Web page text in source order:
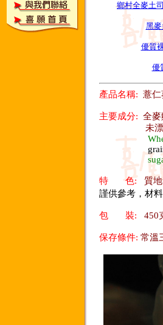
鄉村全麥土司
黑麥
優質
優
產品名稱: 薏
主要成分: 全麥
未漂白
grain
特 色: 質
謹供參考，材
包 裝: 450
保存條件: 常